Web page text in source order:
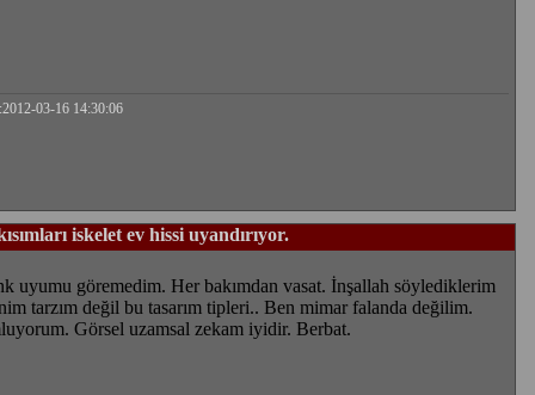
03-16 14:30:06
iskelet ev hissi uyandırıyor.
uyumu göremedim. Her bakımdan vasat. İnşallah söylediklerim
tarzım değil bu tasarım tipleri.. Ben mimar falanda değilim.
Görsel uzamsal zekam iyidir. Berbat.